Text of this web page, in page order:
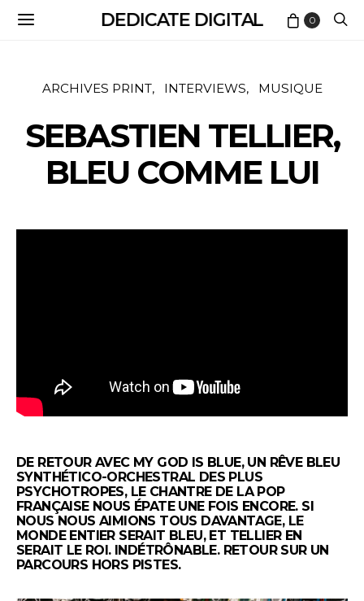
DEDICATE DIGITAL 0
ARCHIVES PRINT INTERVIEWS MUSIQUE
SEBASTIEN TELLIER,
BLEU COMME LUI
DE RETOUR AVEC MY GOD IS BLUE, UN RÊVE BLEU
SYNTHÉTICO-ORCHESTRAL DES PLUS
PSYCHOTROPES, LE CHANTRE DE LA POP
FRANÇAISE NOUS ÉPATE UNE FOIS ENCORE. SI
NOUS NOUS AIMIONS TOUS DAVANTAGE, LE
MONDE ENTIER SERAIT BLEU, ET TELLIER EN
SERAIT LE ROI. INDÉTRÔNABLE. RETOUR SUR UN
PARCOURS HORS PISTES.